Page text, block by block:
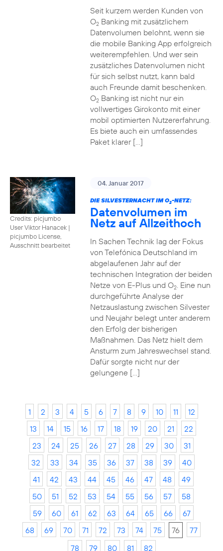
Seit kurzem werden Kunden von
O2Banking mit zusätzlichem
Datenvolumen belohnt, wenn sie
die mobile Banking App erfolgreich
weiterempfehlen. Und wer sein
zusätzliches Datenvolumen nicht
für sich selbst nutzt, kann bald
auch Freunde damit beschenken.
O2Banking ist nicht nur ein
vollwertiges Girokonto mit einer
mobil optimierten Nutzererfahrung.
Es biete auch ein umfassendes
Paket klarer […]
Credits: picjumbo
User Viktor Hanacek |
picjumbo License,
Ausschnitt bearbeitet
04. Januar 2017
DIE SILVESTERNACHT IM O2-NETZ:
Datenvolumen im
Netz auf Allzeithoch
In Sachen Technik lag der Fokus
von Telefónica Deutschland im
abgelaufenen Jahr auf der
technischen Integration der beiden
Netze von E-Plus und O2. Eine nun
durchgeführte Analyse der
Netzauslastung zwischen Silvester
und Neujahr belegt unter anderem
den Erfolg der bisherigen
Maßnahmen. Das Netz hielt dem
Ansturm zum Jahreswechsel stand.
Dafür sorgte nicht nur der
gelungene […]
1 2 3 4 5 6 7 8 9 10 11
12
13
14 15 16 17 18 19 20 21
22
23
24 25 26 27 28 29 30
31
32
33 34 35 36 37 38 39
40
41
42 43 44 45 46 47 48
49
50
51 52 53 54 55 56 57
58
59
60 61 62 63 64 65 66
67
68
69 70 71 72 73 74 75 76
77
78
79 80 81 82